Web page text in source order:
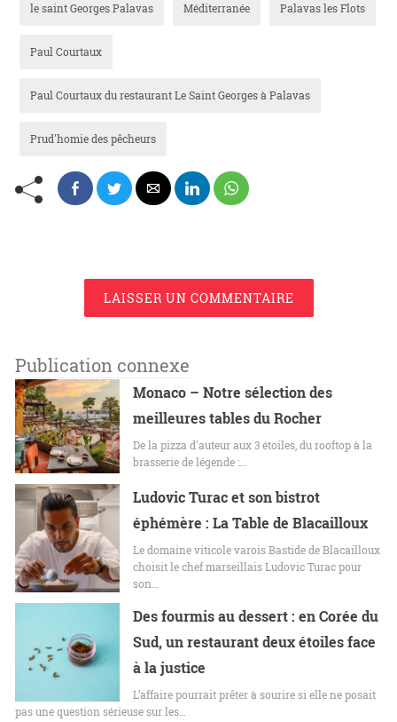
le saint Georges Palavas Méditerranée Palavas les Flots
Paul Courtaux
Paul Courtaux du restaurant Le Saint Georges à Palavas
Prud'homie des pêcheurs
LAISSER UN COMMENTAIRE
Publication connexe
Monaco – Notre sélection des
meilleures tables du Rocher
De la pizza d'auteur aux 3 étoiles, du rooftop à la
brasserie de légende :…
Ludovic Turac et son bistrot
éphémère : La Table de Blacailloux
Le domaine viticole varois Bastide de Blacailloux
choisit le chef marseillais Ludovic Turac pour
son…
Des fourmis au dessert : en Corée du
Sud, un restaurant deux étoiles face
à la justice
L’affaire pourrait prêter à sourire si elle ne posait
pas une question sérieuse sur les…